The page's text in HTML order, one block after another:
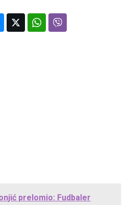
prelomio: Fudbaler